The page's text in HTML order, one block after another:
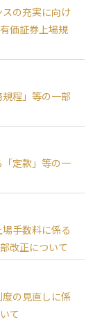
の充実に向け
価証券上場規
程」等の一部
定款」等の一
手数料に係る
改正について
の見直しに係
て